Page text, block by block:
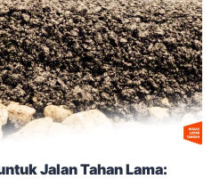
Jalan Tahan Lama: